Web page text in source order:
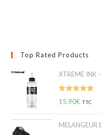
Top Rated Products
XTREME INK
Note5.00
15.90€ TTC
MELANGEUR